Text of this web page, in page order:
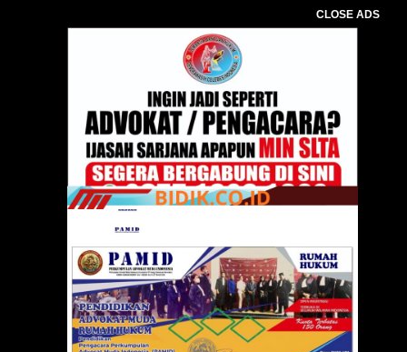
CLOSE ADS